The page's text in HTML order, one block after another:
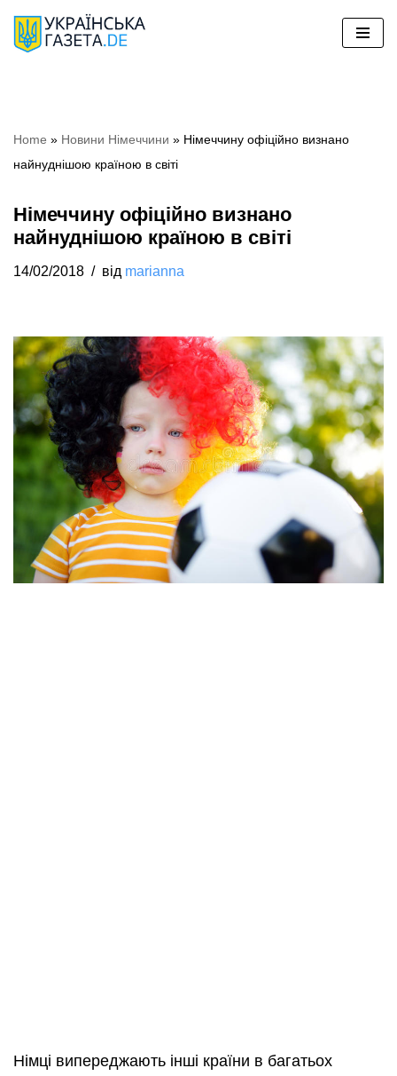
Перейти
Home » Новини Німеччини » Німеччину офіційно визнано
найнуднішою країною в світі
Німеччину офіційно визнано
найнуднішою країною в світі
14/02/2018 від marianna
Німці випереджають інші країни в багатьох